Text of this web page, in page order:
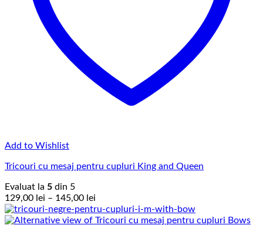
Add to Wishlist
Tricouri cu mesaj pentru cupluri King and Queen
Evaluat la 5 din 5
129,00 lei – 145,00 lei
de
prețuri: